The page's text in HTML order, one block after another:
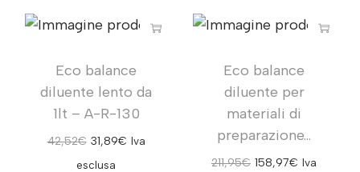
Eco balance
diluente lento da
1lt – A-R-130
42,52€ 31,89€ Iva
esclusa
Eco balance
diluente per
materiali di
preparazione...
211,95€ 158,97€ Iva